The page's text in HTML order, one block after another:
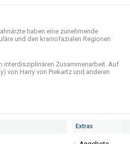
haben eine zunehmende
und den kraniofazialen Regionen
interdisziplinären Zusammenarbeit. Auf
von Harry von Piekartz und anderen
Extras